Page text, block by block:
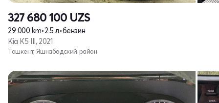
327 680 100 UZS
29 000 km•2.5 л•бензин
Kia K5 III, 2021
Ташкент, Яшнабадский район